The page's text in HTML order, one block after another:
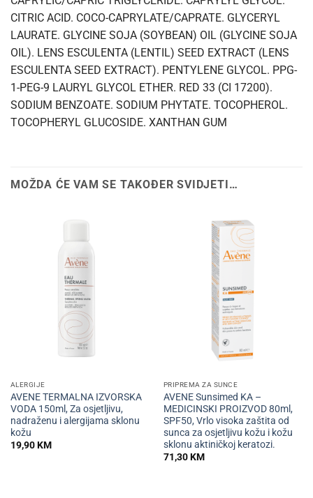
CITRIC ACID. COCO-CAPRYLATE/CAPRATE. GLYCERYL
LAURATE. GLYCINE SOJA (SOYBEAN) OIL (GLYCINE SOJA
OIL). LENS ESCULENTA (LENTIL) SEED EXTRACT (LENS
ESCULENTA SEED EXTRACT). PENTYLENE GLYCOL. PPG-
1-PEG-9 LAURYL GLYCOL ETHER. RED 33 (CI 17200).
SODIUM BENZOATE. SODIUM PHYTATE. TOCOPHEROL.
TOCOPHERYL GLUCOSIDE. XANTHAN GUM
MOŽDA ĆE VAM SE TAKOĐER SVIDJETI…
ALERGIJE
AVENE TERMALNA IZVORSKA
VODA 150ml, Za osjetljivu,
nadraženu i alergijama sklonu
kožu
19,90KM
PRIPREMA ZA SUNCE
AVENE Sunsimed KA –
MEDICINSKI PROIZVOD 80ml,
SPF50, Vrlo visoka zaštita od
sunca za osjetljivu kožu i kožu
sklonu aktiničkoj keratozi.
71,30KM